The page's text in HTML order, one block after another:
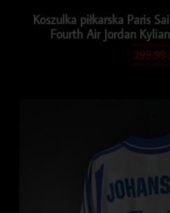
Koszulka piłkarska Paris
Fourth Air Jordan
299.99